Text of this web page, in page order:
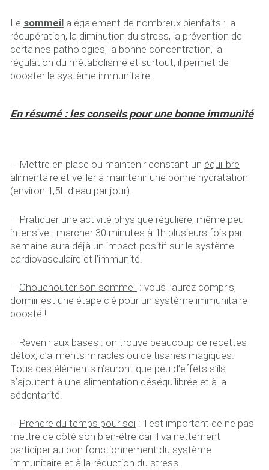
Le sommeil a également de nombreux bienfaits : la
récupération, la diminution du stress, la prévention de
certaines pathologies, la bonne concentration, la
régulation du métabolisme et surtout, il permet de
booster le système immunitaire.
En résumé : les conseils pour une bonne immunité
– Mettre en place ou maintenir constant un équilibre
alimentaire et veiller à maintenir une bonne hydratation
(environ 1,5L d’eau par jour).
– Pratiquer une activité physique régulière, même peu
intensive : marcher 30 minutes à 1h plusieurs fois par
semaine aura déjà un impact positif sur le système
cardiovasculaire et l’immunité.
– Chouchouter son sommeil : vous l’aurez compris,
dormir est une étape clé pour un système immunitaire
boosté !
– Revenir aux bases : on trouve beaucoup de recettes
détox, d’aliments miracles ou de tisanes magiques.
Tous ces éléments n’auront que peu d’effets s’ils
s’ajoutent à une alimentation déséquilibrée et à la
sédentarité.
– Prendre du temps pour soi : il est important de ne pas
mettre de côté son bien-être car il va nettement
participer au bon fonctionnement du système
immunitaire et à la réduction du stress.